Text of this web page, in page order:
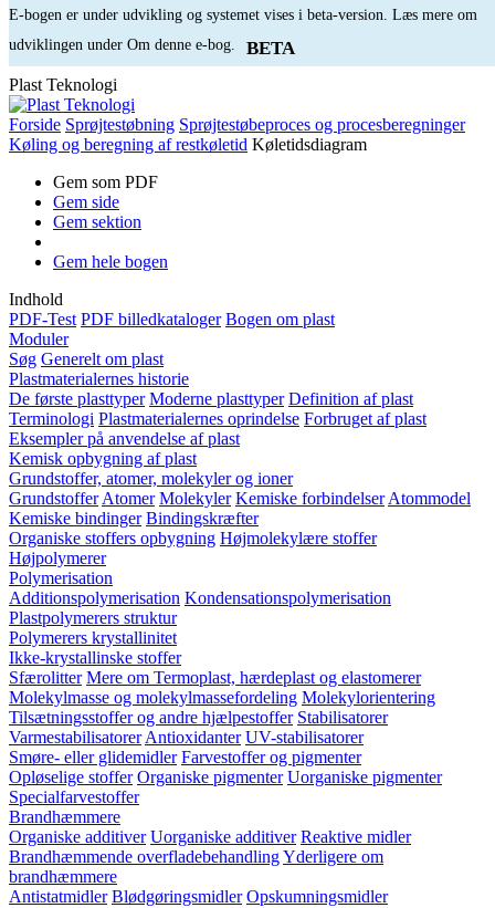
E-bogen er under udvikling og systemet vises i beta-version. Læs mere om
udviklingen under Om denne e-bog.
BETA
Plast Teknologi
Forside Sprøjtestøbning Sprøjtestøbeproces og procesberegninger
Køling og beregning af restkøletid Køletidsdiagram
Gem som PDF
Gem side
Gem sektion
Gem hele bogen
Indhold
PDF-Test PDF billedkataloger Bogen om plast
Moduler
Søg Generelt om plast
Plastmaterialernes historie
De første plasttyper Moderne plasttyper Definition af plast
Terminologi Plastmaterialernes oprindelse Forbruget af plast
Eksempler på anvendelse af plast
Kemisk opbygning af plast
Grundstoffer, atomer, molekyler og ioner
Grundstoffer Atomer Molekyler Kemiske forbindelser Atommodel
Kemiske bindinger Bindingskræfter
Organiske stoffers opbygning Højmolekylære stoffer
Højpolymerer
Polymerisation
Additionspolymerisation Kondensationspolymerisation
Plastpolymerers struktur
Polymerers krystallinitet
Ikke-krystallinske stoffer
Sfærolitter Mere om Termoplast, hærdeplast og elastomerer
Molekylmasse og molekylmassefordeling Molekylorientering
Tilsætningsstoffer og andre hjælpestoffer Stabilisatorer
Varmestabilisatorer Antioxidanter UV-stabilisatorer
Smøre- eller glidemidler Farvestoffer og pigmenter
Opløselige stoffer Organiske pigmenter Uorganiske pigmenter
Specialfarvestoffer
Brandhæmmere
Organiske additiver Uorganiske additiver Reaktive midler
Brandhæmmende overfladebehandlingYderligere om
brandhæmmere
Antistatmidler Blødgøringsmidler Opskumningsmidler